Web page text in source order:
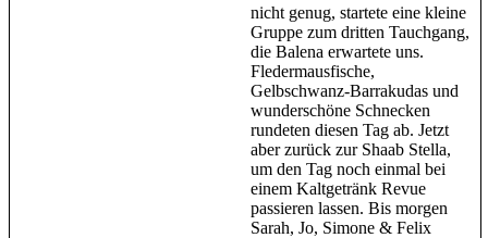
nicht genug, startete eine kleine
Gruppe zum dritten Tauchgang,
die Balena erwartete uns.
Fledermausfische,
Gelbschwanz-Barrakudas und
wunderschöne Schnecken
rundeten diesen Tag ab. Jetzt
aber zurück zur Shaab Stella,
um den Tag noch einmal bei
einem Kaltgetränk Revue
passieren lassen. Bis morgen
Sarah, Jo, Simone & Felix